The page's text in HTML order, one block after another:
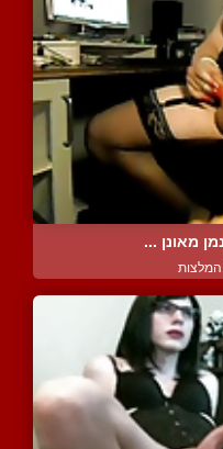
מאונן ...